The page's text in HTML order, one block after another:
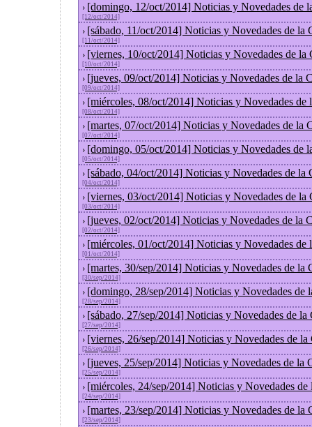
› [domingo, 12/oct/2014] Noticias y Novedades de
[12/oct/2014]
› [sábado, 11/oct/2014] Noticias y Novedades de la
[11/oct/2014]
› [viernes, 10/oct/2014] Noticias y Novedades de la
[10/oct/2014]
› [jueves, 09/oct/2014] Noticias y Novedades de la
[09/oct/2014]
› [miércoles, 08/oct/2014] Noticias y Novedades de
[08/oct/2014]
› [martes, 07/oct/2014] Noticias y Novedades de la
[07/oct/2014]
› [domingo, 05/oct/2014] Noticias y Novedades de
[05/oct/2014]
› [sábado, 04/oct/2014] Noticias y Novedades de la
[04/oct/2014]
› [viernes, 03/oct/2014] Noticias y Novedades de la
[03/oct/2014]
› [jueves, 02/oct/2014] Noticias y Novedades de la
[02/oct/2014]
› [miércoles, 01/oct/2014] Noticias y Novedades de
[01/oct/2014]
› [martes, 30/sep/2014] Noticias y Novedades de la
[30/sep/2014]
› [domingo, 28/sep/2014] Noticias y Novedades de
[28/sep/2014]
› [sábado, 27/sep/2014] Noticias y Novedades de la
[27/sep/2014]
› [viernes, 26/sep/2014] Noticias y Novedades de la
[26/sep/2014]
› [jueves, 25/sep/2014] Noticias y Novedades de la
[25/sep/2014]
› [miércoles, 24/sep/2014] Noticias y Novedades de
[24/sep/2014]
› [martes, 23/sep/2014] Noticias y Novedades de la
[23/sep/2014]